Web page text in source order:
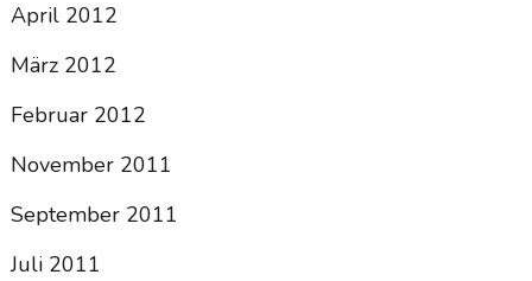
April 2012
März 2012
Februar 2012
November 2011
September 2011
Juli 2011